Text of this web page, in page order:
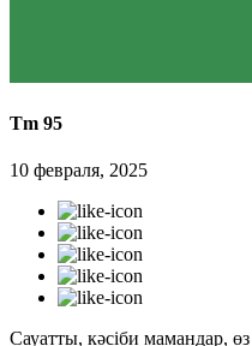
Tm 95
10 февраля, 2025
Сауатты, кәсіби мамандар,